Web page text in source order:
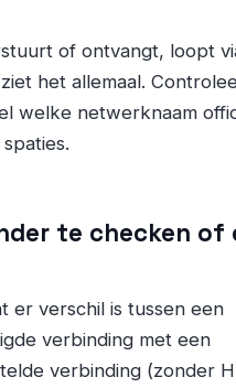
of ontvangt, loopt
het allemaal.
welke netwerknaam
te checken of
er verschil is tussen een
verbinding met een
verbinding (zonder